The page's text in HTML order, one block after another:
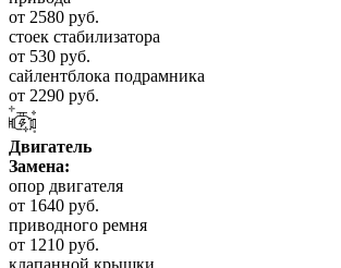
от 2580 руб.
стоек стабилизатора
от 530 руб.
сайлентблока подрамника
от 2290 руб.
Двигатель
Замена:
опор двигателя
от 1640 руб.
приводного ремня
от 1210 руб.
клапанной крышки